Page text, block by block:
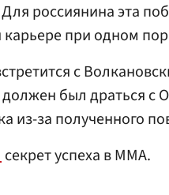
россиянина эта
при одном
с
был драться с
из-за полученного
секрет успеха в ММА.